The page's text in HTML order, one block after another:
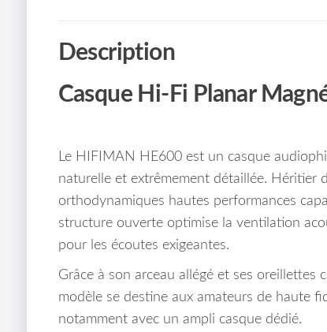
Description
Casque Hi-Fi Planar
Le HIFIMAN HE600 est un casque
naturelle et extrêmement détaillée. Héritier
orthodynamiques hautes performances
structure ouverte optimise la ventilation
pour les écoutes exigeantes.
Grâce à son arceau allégé et ses
modèle se destine aux amateurs de haute
notamment avec un ampli casque dédié.